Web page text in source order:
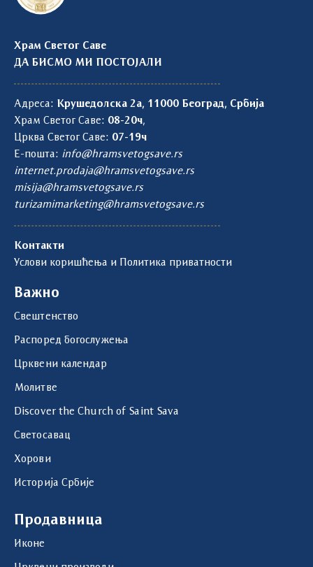
Храм Светог Саве
ДА БИСМО МИ ПОСТОЈАЛИ
Адреса: Крушедолска 2а, 11000 Београд, Србија
Храм Светог Саве: 08-20ч,
Црква Светог Саве: 07-19ч
Е-пошта: info@hramsvetogsave.rs
internet.prodaja@hramsvetogsave.rs
misija@hramsvetogsave.rs
turizamimarketing@hramsvetogsave.rs
Контакти
Услови коришћења и Политика приватности
Важно
Свештенство
Распоред богослужења
Црквени календар
Молитве
Discover the Church of Saint Sava
Светосавац
Хорови
Историја Србије
Продавница
Иконе